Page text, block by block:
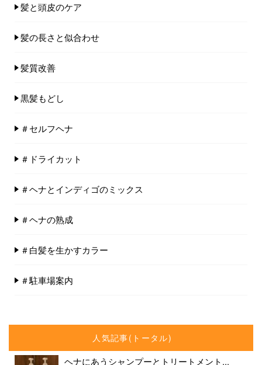
髪と頭皮のケア
髪の長さと似合わせ
髪質改善
黒髪もどし
＃セルフヘナ
＃ドライカット
＃ヘナとインディゴのミックス
＃ヘナの熟成
＃白髪を生かすカラー
＃駐車場案内
人気記事(トータル)
ヘナにあうシャンプーとトリートメント...